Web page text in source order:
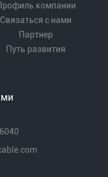
компании
Связаться с нами
Партнер
Путь развития